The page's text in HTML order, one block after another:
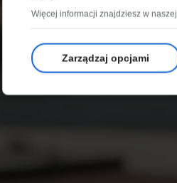
Więcej informacji znajdziesz w naszej
Zarządzaj opcjami